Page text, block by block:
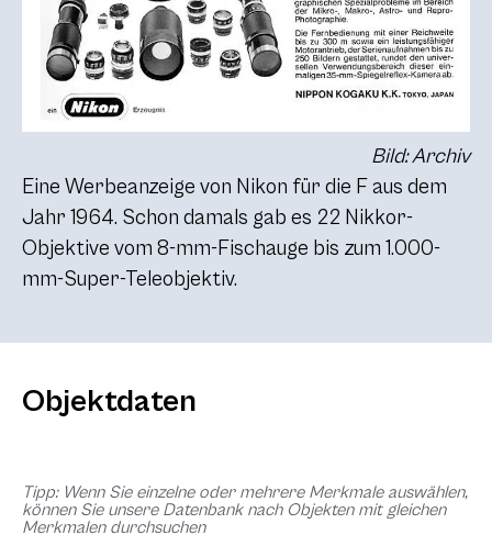
Bild: Archiv
Eine Werbeanzeige von Nikon für die F aus dem
Jahr 1964. Schon damals gab es 22 Nikkor-
Objektive vom 8-mm-Fischauge bis zum 1.000-
mm-Super-Teleobjektiv.
Objektdaten
Tipp: Wenn Sie einzelne oder mehrere Merkmale auswählen,
können Sie unsere Datenbank nach Objekten mit gleichen
Merkmalen durchsuchen